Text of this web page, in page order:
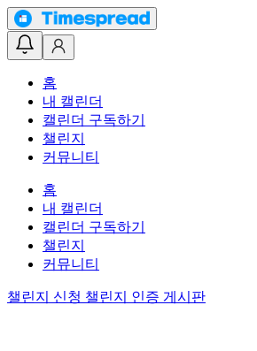
홈
내 캘린더
캘린더 구독하기
챌린지
커뮤니티
홈
내 캘린더
캘린더 구독하기
챌린지
커뮤니티
챌린지 신청 챌린지 인증 게시판